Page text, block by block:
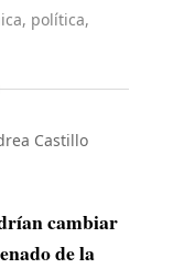
política,
Castillo
cambiar
de la